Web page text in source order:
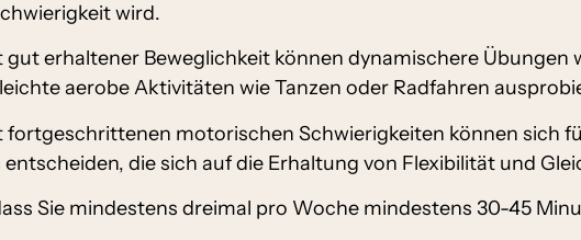
wird.
gut erhaltener Beweglichkeit können dynamischere Übungen
aerobe Aktivitäten wie Tanzen oder Radfahren
fortgeschrittenen motorischen Schwierigkeiten können sich
entscheiden, die sich auf die Erhaltung von Flexibilität und
Sie mindestens dreimal pro Woche mindestens 30-45